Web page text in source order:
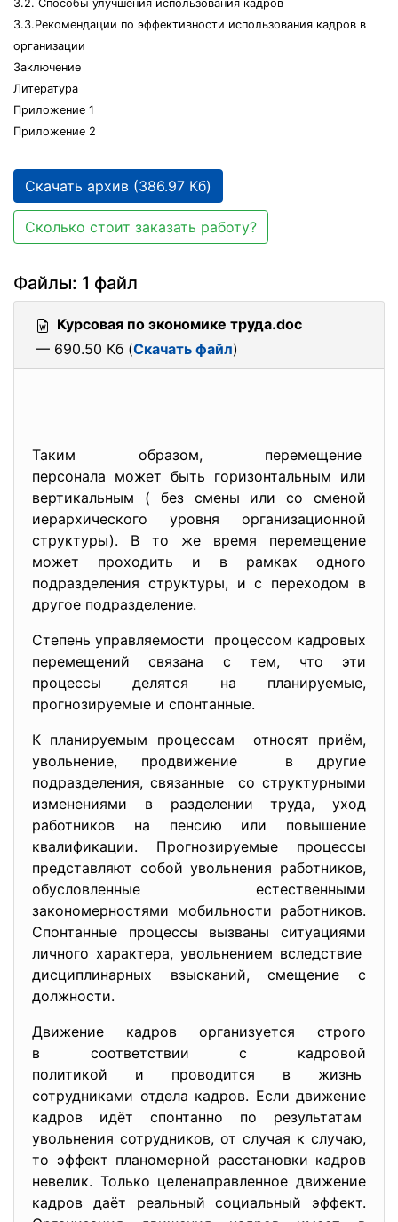
3.2. Способы улучшения использования кадров
3.3.Рекомендации по эффективности использования кадров в
организации
Заключение
Литература
Приложение 1
Приложение 2
Скачать архив (386.97 Кб)
Сколько стоит заказать работу?
Файлы: 1 файл
Курсовая по экономике труда.doc
— 690.50 Кб (Скачать файл)
Таким образом, перемещение
персонала может быть горизонтальным или
вертикальным ( без смены или со сменой
иерархического уровня организационной
структуры). В то же время перемещение
может проходить и в рамках одного
подразделения структуры, и с переходом в
другое подразделение.
Степень управляемости процессом кадровых
перемещений связана с тем, что эти
процессы делятся на планируемые,
прогнозируемые и спонтанные.
К планируемым процессам относят приём,
увольнение, продвижение в другие
подразделения, связанные со структурными
изменениями в разделении труда, уход
работников на пенсию или повышение
квалификации. Прогнозируемые процессы
представляют собой увольнения работников,
обусловленные естественными
закономерностями мобильности работников.
Спонтанные процессы вызваны ситуациями
личного характера, увольнением вследствие
дисциплинарных взысканий, смещение с
должности.
Движение кадров организуется строго
в соответствии с кадровой
политикой и проводится в жизнь
сотрудниками отдела кадров. Если движение
кадров идёт спонтанно по результатам
увольнения сотрудников, от случая к случаю,
то эффект планомерной расстановки кадров
невелик. Только целенаправленное движение
кадров даёт реальный социальный эффект.